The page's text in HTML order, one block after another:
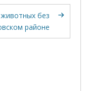
без
районе